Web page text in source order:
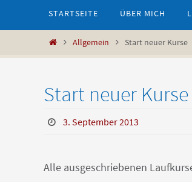
springen
STARTSEITE ÜBER MICH
StartAllgemein Start neuer Kurse
Start neuer Kurse
3. September 2013
Alle ausgeschriebenen